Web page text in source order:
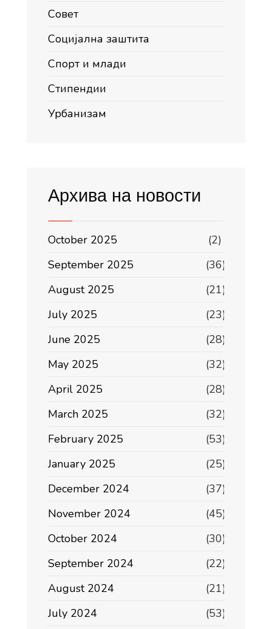
Совет
Социјална заштита
Спорт и млади
Стипендии
Урбанизам
Архива на новости
October 2025
(2)
September 2025
(36)
August 2025
(21)
July 2025
(23)
June 2025
(28)
May 2025
(32)
April 2025
(28)
March 2025
(32)
February 2025
(53)
January 2025
(25)
December 2024
(37)
November 2024
(45)
October 2024
(30)
September 2024
(22)
August 2024
(21)
July 2024
(53)